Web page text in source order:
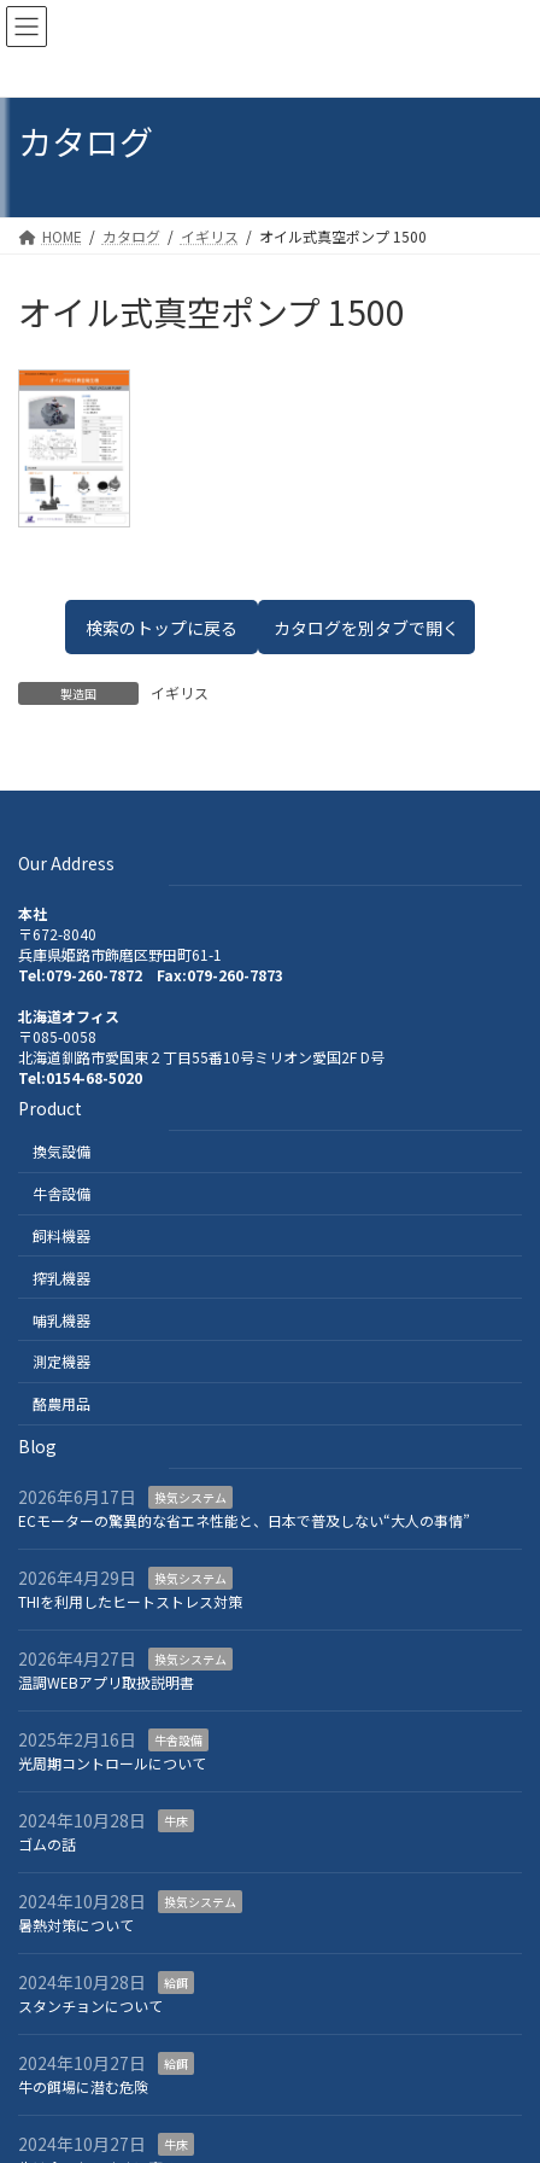
コ
ン
ナ
ビ
カタログ
HOME カタログ イギリス オイル式真空ポンプ 1500
オイル式真空ポンプ 1500
検索のトップに戻る カタログを別タブで開く
製造国 イギリス
Our Address
本社
〒672-8040
兵庫県姫路市飾磨区野田町61-1
Tel:079-260-7872 Fax:079-260-7873
北海道オフィス
〒085-0058
北海道釧路市愛国東２丁目55番10号ミリオン愛国2F D号
Tel:0154-68-5020
Product
換気設備
牛舎設備
飼料機器
搾乳機器
哺乳機器
測定機器
酪農用品
Blog
2026年6月17日 換気システム
ECモーターの驚異的な省エネ性能と、日本で普及しない“大人の事情”
2026年4月29日 換気システム
THIを利用したヒートストレス対策
2026年4月27日 換気システム
温調WEBアプリ取扱説明書
2025年2月16日 牛舎設備
光周期コントロールについて
2024年10月28日 牛床
ゴムの話
2024年10月28日 換気システム
暑熱対策について
2024年10月28日 給餌
スタンチョンについて
2024年10月27日 給餌
牛の餌場に潜む危険
2024年10月27日 牛床